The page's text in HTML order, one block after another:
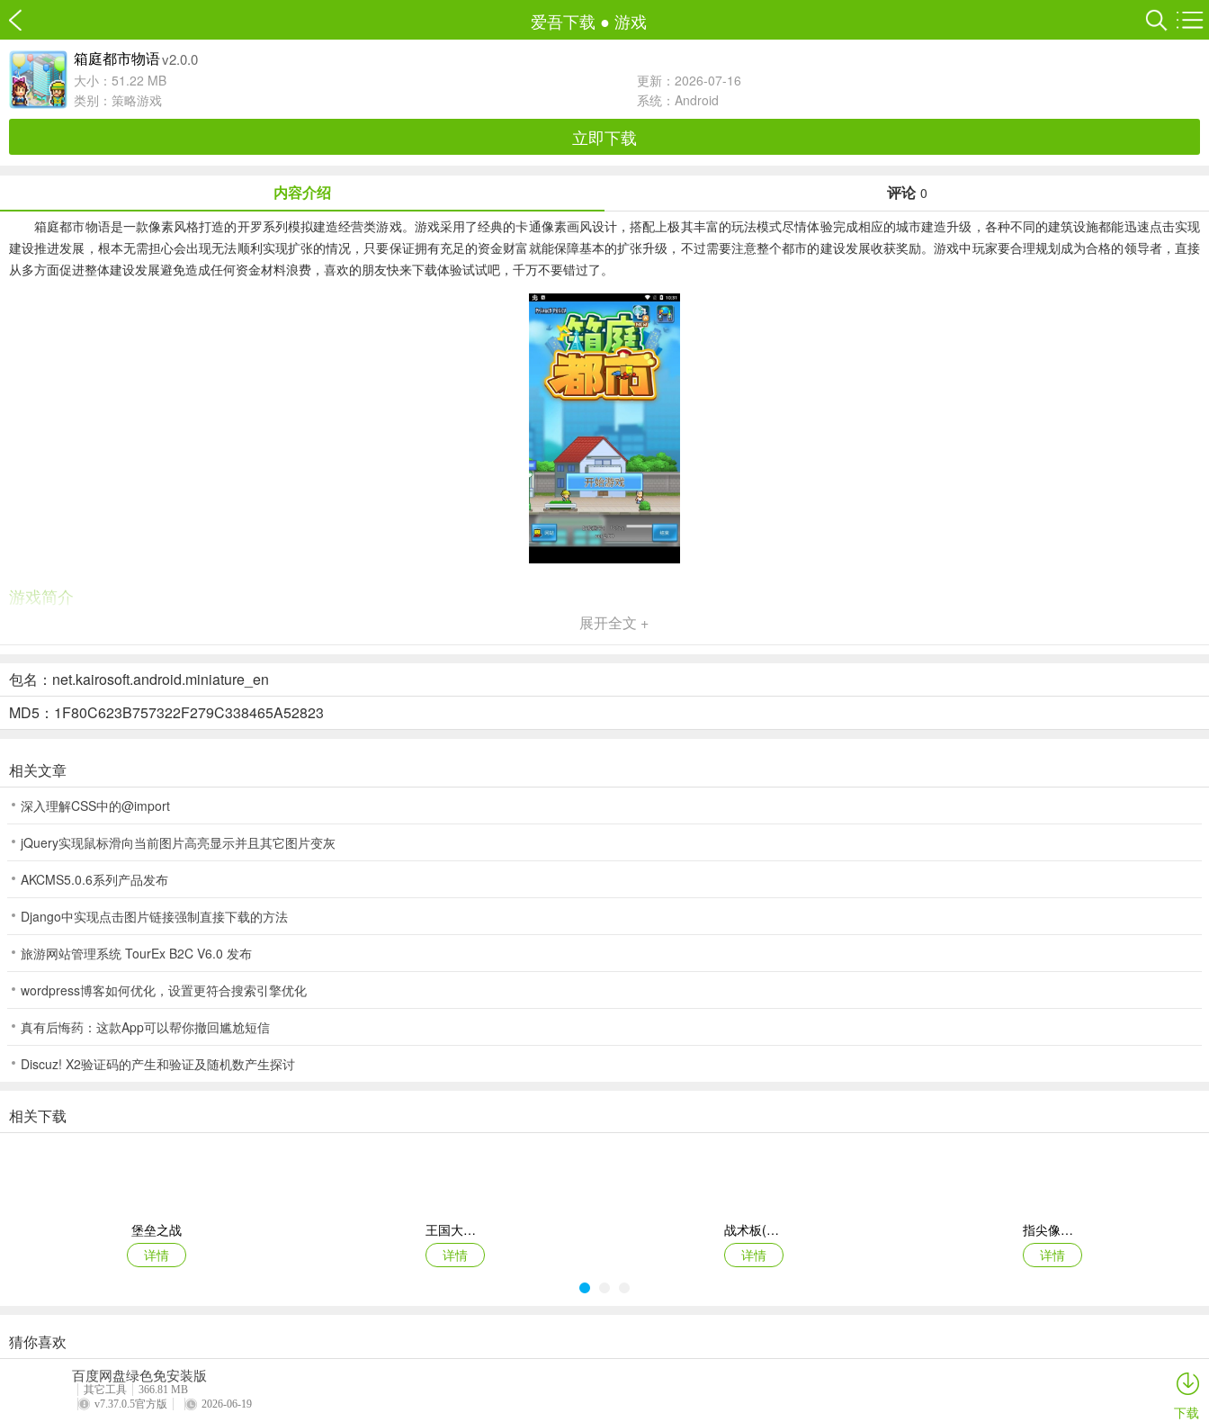
爱吾下载 ● 游戏
箱庭都市物语v2.0.0
大小：51.22 MB
更新：2026-07-16
类别： 策略游戏 系统：Android
立即下载
内容介绍 评论 0
箱庭都市物语是一款像素风格打造的开罗系列模拟建造经营类游戏。游戏采用了经典的卡通像素画风设计，搭配上极其丰富的玩法模式尽情体验完成相应的城市建造升级，各种不同的建筑设施都能迅速点击实现
建设推进发展，根本无需担心会出现无法顺利实现扩张的情况，只要保证拥有充足的资金财富就能保障基本的扩张升级，不过需要注意整个都市的建设发展收获奖励。游戏中玩家要合理规划成为合格的领导者，直接
从多方面促进整体建设发展避免造成任何资金材料浪费，喜欢的朋友快来下载体验试试吧，千万不要错过了。
游戏简介
箱庭都市物语，一款题材经典但玩法新颖的高自由模拟建造类经营手游，主要经由知名游戏公司《开罗》精心出品，故此本作不仅延续了开罗游戏一贯以来的精美像素风格设计，人物Q萌卡通、场景写实、以及
游戏特色
1.像素画风建设
2.自由管理规划
城市领导者身份自由管理，直接就能从多方面完成建设。
3.合理布局划分
所有建筑布局自定义划分，充分利用土地空间减少浪费。
4.娱乐设施挑选
众多娱乐设施谨慎挑选添加，以此提高整体居民满意度。
5.工人招募利用
工人迅速点击招募提高效率，工人数量增加可以大幅缩短时间。
6.文明建设安排
游戏内容
3、时刻关注人口资源增长，随着人口数量增多才能提高相应的城市等级，完全就能迅速点击完成各项挑战模式。
4、住宅区售价合理把控调整，保证所有居民都能获得良好的生活品质，否则很容易出现各种不满的情况。
游戏亮点
1、招募大量工人完成各项挑战模式，直接就能展现出强大的技巧经验完成各项任务，直接就能大幅提高整体资金收益。
2、充分发挥想象力和创意打造出梦幻都市，任何建筑设施之间的搭配摆放合理安排，形成独特的混搭风格带来全新视觉效果。
展开全文 +
包名：net.kairosoft.android.miniature_en
MD5：1F80C623B757322F279C338465A52823
相关文章
深入理解CSS中的@import
jQuery实现鼠标滑向当前图片高亮显示并且其它图片变灰
AKCMS5.0.6系列产品发布
Django中实现点击图片链接强制直接下载的方法
旅游网站管理系统 TourEx B2C V6.0 发布
wordpress博客如何优化，设置更符合搜索引擎优化
真有后悔药：这款App可以帮你撤回尴尬短信
Discuz! X2验证码的产生和验证及随机数产生探讨
相关下载
堡垒之战
详情
王国大作战前线
详情
战术板(体育战术工具)
详情
指尖像素城
详情
黑侠联盟
详情
最后庇护所瘟疫
御兽岛
酷跑西游折扣版
猜你喜欢
百度网盘绿色免安装版
其它工具
366.81 MB
v7.37.0.5官方版
2026-06-19 下载